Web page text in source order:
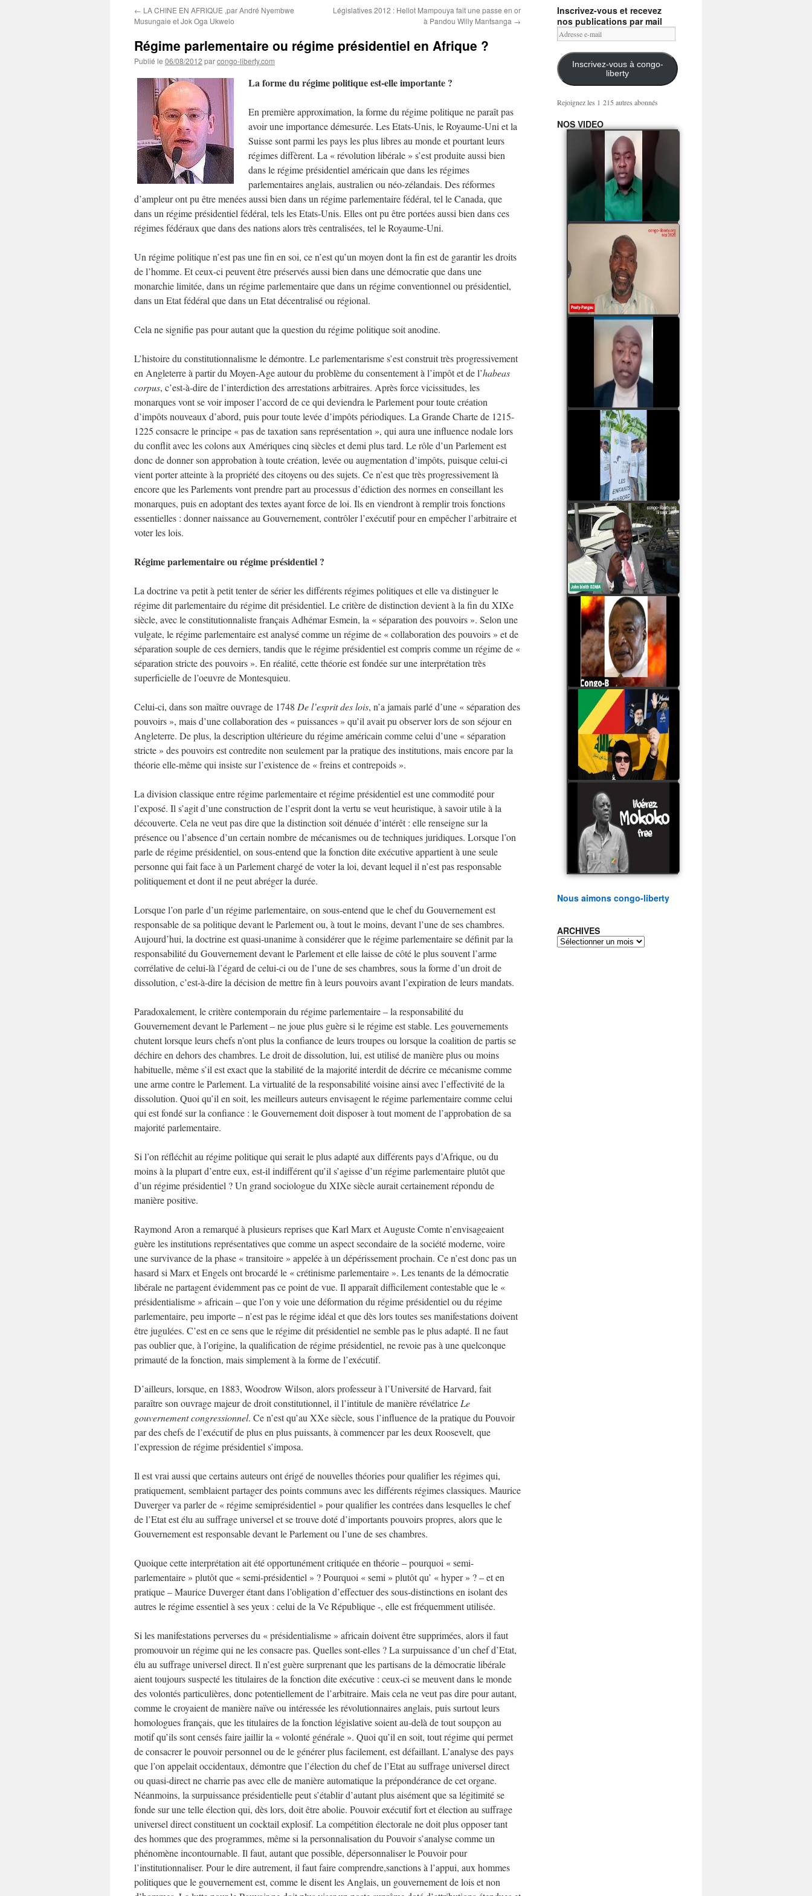
← LA CHINE EN AFRIQUE ,par André Nyembwe
Musungaie et Jok Oga Ukwelo
Législatives 2012 : Hellot Mampouya fait une passe en or
à Pandou Willy Mantsanga →
Régime parlementaire ou régime présidentiel en Afrique ?
Publié le 06/08/2012 parcongo-liberty.com
La forme du régime politique est-elle importante ?
En première approximation, la forme du régime politique ne paraît pas
avoir une importance démesurée. Les Etats-Unis, le Royaume-Uni et la
Suisse sont parmi les pays les plus libres au monde et pourtant leurs
régimes diffèrent. La « révolution libérale » s’est produite aussi bien
dans le régime présidentiel américain que dans les régimes
parlementaires anglais, australien ou néo-zélandais. Des réformes
d’ampleur ont pu être menées aussi bien dans un régime parlementaire fédéral, tel le Canada, que
dans un régime présidentiel fédéral, tels les Etats-Unis. Elles ont pu être portées aussi bien dans ces
régimes fédéraux que dans des nations alors très centralisées, tel le Royaume-Uni.
Un régime politique n’est pas une fin en soi, ce n’est qu’un moyen dont la fin est de garantir les droits
de l’homme. Et ceux-ci peuvent être préservés aussi bien dans une démocratie que dans une
monarchie limitée, dans un régime parlementaire que dans un régime conventionnel ou présidentiel,
dans un Etat fédéral que dans un Etat décentralisé ou régional.
Cela ne signifie pas pour autant que la question du régime politique soit anodine.
L’histoire du constitutionnalisme le démontre. Le parlementarisme s’est construit très progressivement
en Angleterre à partir du Moyen-Age autour du problème du consentement à l’impôt et de l’habeas
corpus, c’est-à-dire de l’interdiction des arrestations arbitraires. Après force vicissitudes, les
monarques vont se voir imposer l’accord de ce qui deviendra le Parlement pour toute création
d’impôts nouveaux d’abord, puis pour toute levée d’impôts périodiques. La Grande Charte de 1215-
1225 consacre le principe « pas de taxation sans représentation », qui aura une influence nodale lors
du conflit avec les colons aux Amériques cinq siècles et demi plus tard. Le rôle d’un Parlement est
donc de donner son approbation à toute création, levée ou augmentation d’impôts, puisque celui-ci
vient porter atteinte à la propriété des citoyens ou des sujets. Ce n’est que très progressivement là
encore que les Parlements vont prendre part au processus d’édiction des normes en conseillant les
monarques, puis en adoptant des textes ayant force de loi. Ils en viendront à remplir trois fonctions
essentielles : donner naissance au Gouvernement, contrôler l’exécutif pour en empêcher l’arbitraire et
voter les lois.
Régime parlementaire ou régime présidentiel ?
La doctrine va petit à petit tenter de sérier les différents régimes politiques et elle va distinguer le
régime dit parlementaire du régime dit présidentiel. Le critère de distinction devient à la fin du XIXe
siècle, avec le constitutionnaliste français Adhémar Esmein, la « séparation des pouvoirs ». Selon une
vulgate, le régime parlementaire est analysé comme un régime de « collaboration des pouvoirs » et de
séparation souple de ces derniers, tandis que le régime présidentiel est compris comme un régime de «
séparation stricte des pouvoirs ». En réalité, cette théorie est fondée sur une interprétation très
superficielle de l’oeuvre de Montesquieu.
Celui-ci, dans son maître ouvrage de 1748 De l’esprit des lois, n’a jamais parlé d’une « séparation des
pouvoirs », mais d’une collaboration des « puissances » qu’il avait pu observer lors de son séjour en
Angleterre. De plus, la description ultérieure du régime américain comme celui d’une « séparation
stricte » des pouvoirs est contredite non seulement par la pratique des institutions, mais encore par la
théorie elle-même qui insiste sur l’existence de « freins et contrepoids ».
La division classique entre régime parlementaire et régime présidentiel est une commodité pour
l’exposé. Il s’agit d’une construction de l’esprit dont la vertu se veut heuristique, à savoir utile à la
découverte. Cela ne veut pas dire que la distinction soit dénuée d’intérêt : elle renseigne sur la
présence ou l’absence d’un certain nombre de mécanismes ou de techniques juridiques. Lorsque l’on
parle de régime présidentiel, on sous-entend que la fonction dite exécutive appartient à une seule
personne qui fait face à un Parlement chargé de voter la loi, devant lequel il n’est pas responsable
politiquement et dont il ne peut abréger la durée.
Lorsque l’on parle d’un régime parlementaire, on sous-entend que le chef du Gouvernement est
responsable de sa politique devant le Parlement ou, à tout le moins, devant l’une de ses chambres.
Aujourd’hui, la doctrine est quasi-unanime à considérer que le régime parlementaire se définit par la
responsabilité du Gouvernement devant le Parlement et elle laisse de côté le plus souvent l’arme
corrélative de celui-là l’égard de celui-ci ou de l’une de ses chambres, sous la forme d’un droit de
dissolution, c’est-à-dire la décision de mettre fin à leurs pouvoirs avant l’expiration de leurs mandats.
Paradoxalement, le critère contemporain du régime parlementaire – la responsabilité du
Gouvernement devant le Parlement – ne joue plus guère si le régime est stable. Les gouvernements
chutent lorsque leurs chefs n’ont plus la confiance de leurs troupes ou lorsque la coalition de partis se
déchire en dehors des chambres. Le droit de dissolution, lui, est utilisé de manière plus ou moins
habituelle, même s’il est exact que la stabilité de la majorité interdit de décrire ce mécanisme comme
une arme contre le Parlement. La virtualité de la responsabilité voisine ainsi avec l’effectivité de la
dissolution. Quoi qu’il en soit, les meilleurs auteurs envisagent le régime parlementaire comme celui
qui est fondé sur la confiance : le Gouvernement doit disposer à tout moment de l’approbation de sa
majorité parlementaire.
Si l’on réfléchit au régime politique qui serait le plus adapté aux différents pays d’Afrique, ou du
moins à la plupart d’entre eux, est-il indifférent qu’il s’agisse d’un régime parlementaire plutôt que
d’un régime présidentiel ? Un grand sociologue du XIXe siècle aurait certainement répondu de
manière positive.
Raymond Aron a remarqué à plusieurs reprises que Karl Marx et Auguste Comte n’envisageaient
guère les institutions représentatives que comme un aspect secondaire de la société moderne, voire
une survivance de la phase « transitoire » appelée à un dépérissement prochain. Ce n’est donc pas un
hasard si Marx et Engels ont brocardé le « crétinisme parlementaire ». Les tenants de la démocratie
libérale ne partagent évidemment pas ce point de vue. Il apparaît difficilement contestable que le «
présidentialisme » africain – que l’on y voie une déformation du régime présidentiel ou du régime
parlementaire, peu importe – n’est pas le régime idéal et que dès lors toutes ses manifestations doivent
être jugulées. C’est en ce sens que le régime dit présidentiel ne semble pas le plus adapté. Il ne faut
pas oublier que, à l’origine, la qualification de régime présidentiel, ne revoie pas à une quelconque
primauté de la fonction, mais simplement à la forme de l’exécutif.
D’ailleurs, lorsque, en 1883, Woodrow Wilson, alors professeur à l’Université de Harvard, fait
paraître son ouvrage majeur de droit constitutionnel, il l’intitule de manière révélatrice Le
gouvernement congressionnel. Ce n’est qu’au XXe siècle, sous l’influence de la pratique du Pouvoir
par des chefs de l’exécutif de plus en plus puissants, à commencer par les deux Roosevelt, que
l’expression de régime présidentiel s’imposa.
Il est vrai aussi que certains auteurs ont érigé de nouvelles théories pour qualifier les régimes qui,
pratiquement, semblaient partager des points communs avec les différents régimes classiques. Maurice
Duverger va parler de « régime semiprésidentiel » pour qualifier les contrées dans lesquelles le chef
de l’Etat est élu au suffrage universel et se trouve doté d’importants pouvoirs propres, alors que le
Gouvernement est responsable devant le Parlement ou l’une de ses chambres.
Quoique cette interprétation ait été opportunément critiquée en théorie – pourquoi « semi-
parlementaire » plutôt que « semi-présidentiel » ? Pourquoi « semi » plutôt qu’ « hyper » ? – et en
pratique – Maurice Duverger étant dans l’obligation d’effectuer des sous-distinctions en isolant des
autres le régime essentiel à ses yeux : celui de la Ve République -, elle est fréquemment utilisée.
Si les manifestations perverses du « présidentialisme » africain doivent être supprimées, alors il faut
promouvoir un régime qui ne les consacre pas. Quelles sont-elles ? La surpuissance d’un chef d’Etat,
élu au suffrage universel direct. Il n’est guère surprenant que les partisans de la démocratie libérale
aient toujours suspecté les titulaires de la fonction dite exécutive : ceux-ci se meuvent dans le monde
des volontés particulières, donc potentiellement de l’arbitraire. Mais cela ne veut pas dire pour autant,
comme le croyaient de manière naïve ou intéressée les révolutionnaires anglais, puis surtout leurs
homologues français, que les titulaires de la fonction législative soient au-delà de tout soupçon au
motif qu’ils sont censés faire jaillir la « volonté générale ». Quoi qu’il en soit, tout régime qui permet
de consacrer le pouvoir personnel ou de le générer plus facilement, est défaillant. L’analyse des pays
que l’on appelait occidentaux, démontre que l’élection du chef de l’Etat au suffrage universel direct
ou quasi-direct ne charrie pas avec elle de manière automatique la prépondérance de cet organe.
Néanmoins, la surpuissance présidentielle peut s’établir d’autant plus aisément que sa légitimité se
fonde sur une telle élection qui, dès lors, doit être abolie. Pouvoir exécutif fort et élection au suffrage
universel direct constituent un cocktail explosif. La compétition électorale ne doit plus opposer tant
des hommes que des programmes, même si la personnalisation du Pouvoir s’analyse comme un
phénomène incontournable. Il faut, autant que possible, dépersonnaliser le Pouvoir pour
l’institutionnaliser. Pour le dire autrement, il faut faire comprendre,sanctions à l’appui, aux hommes
politiques que le gouvernement est, comme le disent les Anglais, un gouvernement de lois et non
Inscrivez-vous et recevez
nos publications par mail
Adresse
e-
mail
Inscrivez-vous à congo-
liberty
Rejoignez les 1 215 autres abonnés
NOS VIDEO
Mingwa BIANGO : Ni
les mercenaires russes,
ni la garde présidentielle
ne mourront pour
Sassou Denis
watch video
POATY PANGOU
parle de la coquille vide
Collinet Makosso, des
assassinats des jeunes
par Serge OBOA
watch video
Sassou Nguesso est
revenu au pouvoir par
les armes, il ne quittera
le pouvoir que par la
force
watch video
watch video
John Binith Dzaba
s'exprime sur le voyage
de Rodrigue Malanda
Samba à Paris
watch video
Poaty Pangou La
Conférence des ethnies
est la seule solution pour
éviter la scission du
Congo B
watch video
Les liaisons dangereuses
du clan Sassou Nguesso
avec le Hezbollah
watch video
Le Général Mokoko est
l'unique légitimité
présidentielle du peuple
congolais
watch video
Nous aimons congo-liberty
ARCHIVES
ARCHIVES